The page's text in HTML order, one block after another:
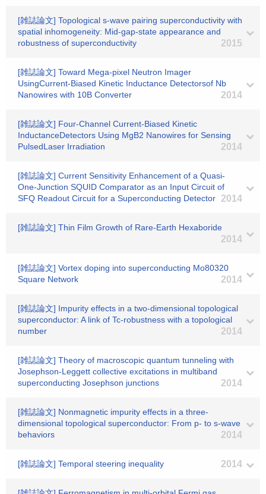
[雑誌論文] Topological s-wave pairing superconductivity with
spatial inhomogeneity: Mid-gap-state appearance and
robustness of superconductivity
2015
[雑誌論文] Toward Mega-pixel Neutron Imager
UsingCurrent-Biased Kinetic Inductance Detectorsof Nb
Nanowires with 10B Converter
2014
[雑誌論文] Four-Channel Current-Biased Kinetic
InductanceDetectors Using MgB2 Nanowires for Sensing
PulsedLaser Irradiation
2014
[雑誌論文] Current Sensitivity Enhancement of a Quasi-
One-Junction SQUID Comparator as an Input Circuit of
SFQ Readout Circuit for a Superconducting Detector
2014
[雑誌論文] Thin Film Growth of Rare-Earth Hexaboride
2014
[雑誌論文] Vortex doping into superconducting Mo80320
Square Network
2014
[雑誌論文] Impurity effects in a two-dimensional topological
superconductor: A link of Tc-robustness with a topological
number
2014
[雑誌論文] Theory of macroscopic quantum tunneling with
Josephson-Leggett collective excitations in multiband
superconducting Josephson junctions
2014
[雑誌論文] Nonmagnetic impurity effects in a three-
dimensional topological superconductor: From p- to s-wave
behaviors
2014
[雑誌論文] Temporal steering inequality 2014